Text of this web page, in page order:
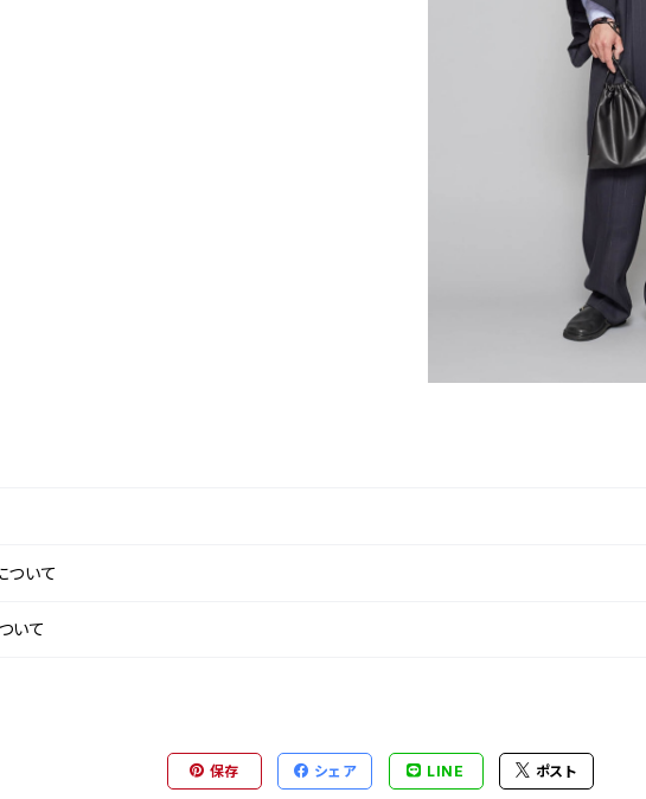
ついて
いて
保存 シェア LINE ポスト